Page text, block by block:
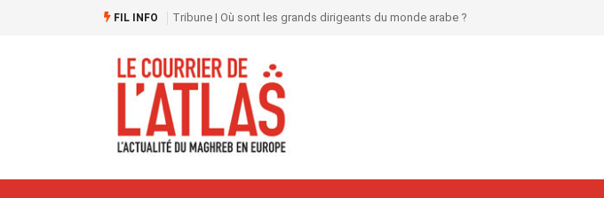
FIL INFO Tribune | Où sont les grands dirigeants du monde arabe ?